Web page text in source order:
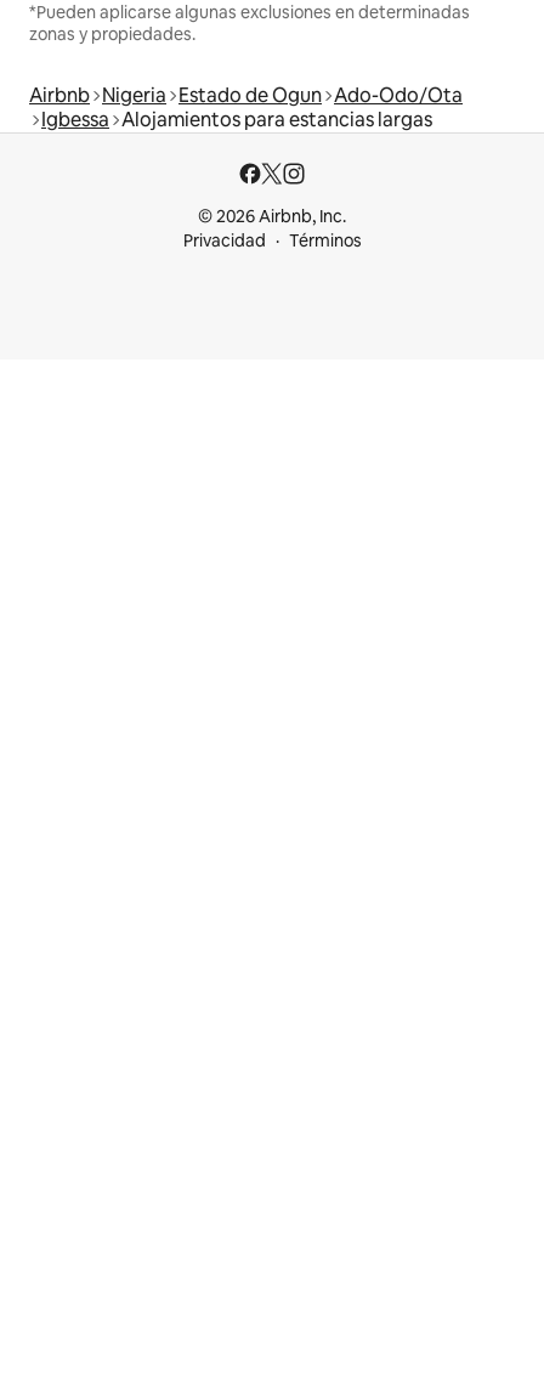
*Pueden aplicarse algunas exclusiones en determinadas
zonas y propiedades.
Airbnb Nigeria Estado de Ogun Ado-Odo/Ota
Igbessa Alojamientos para estancias largas
© 2026 Airbnb, Inc.
Privacidad
Términos